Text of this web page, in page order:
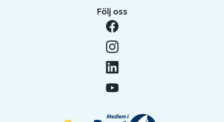
Följ oss